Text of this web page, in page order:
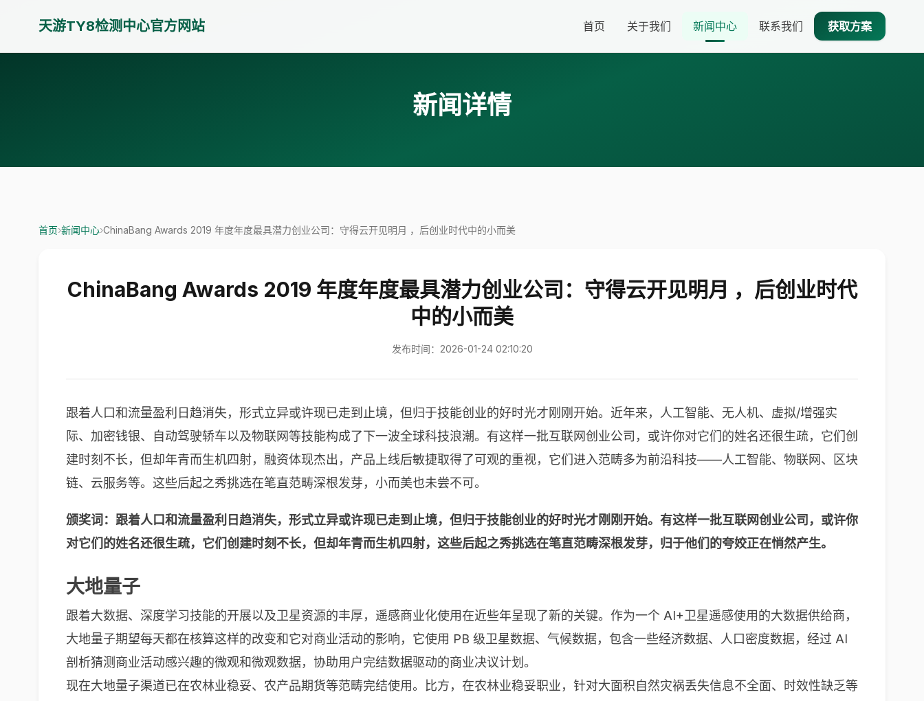
天游TY8检测中心官方网站 首页 关于我们 新闻中心 联系我们 获取方案
新闻详情
首页›新闻中心›ChinaBang Awards 2019 年度年度最具潜力创业公司：守得云开见明月 ，后创业时代中的小而美
ChinaBang Awards 2019 年度年度最具潜力创业公司：守得云开见明月 ，后创业时代
中的小而美
发布时间：2026-01-24 02:10:20
跟着人口和流量盈利日趋消失，形式立异或许现已走到止境，但归于技能创业的好时光才刚刚开始。近年来，人工智能、无人机、虚拟/增强实
际、加密钱银、自动驾驶轿车以及物联网等技能构成了下一波全球科技浪潮。有这样一批互联网创业公司，或许你对它们的姓名还很生疏，它们创
建时刻不长，但却年青而生机四射，融资体现杰出，产品上线后敏捷取得了可观的重视，它们进入范畴多为前沿科技——人工智能、物联网、区块
链、云服务等。这些后起之秀挑选在笔直范畴深根发芽，小而美也未尝不可。
颁奖词：跟着人口和流量盈利日趋消失，形式立异或许现已走到止境，但归于技能创业的好时光才刚刚开始。有这样一批互联网创业公司，或许你
对它们的姓名还很生疏，它们创建时刻不长，但却年青而生机四射，这些后起之秀挑选在笔直范畴深根发芽，归于他们的夸姣正在悄然产生。
大地量子
跟着大数据、深度学习技能的开展以及卫星资源的丰厚，遥感商业化使用在近些年呈现了新的关键。作为一个 AI+卫星遥感使用的大数据供给商，
大地量子期望每天都在核算这样的改变和它对商业活动的影响，它使用 PB 级卫星数据、气候数据，包含一些经济数据、人口密度数据，经过 AI
剖析猜测商业活动感兴趣的微观和微观数据，协助用户完结数据驱动的商业决议计划。
现在大地量子渠道已在农林业稳妥、农产品期货等范畴完结使用。比方，在农林业稳妥职业，针对大面积自然灾祸丢失信息不全面、时效性缺乏等